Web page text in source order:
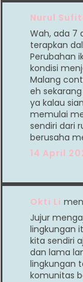
Nurul
Wah, ada 7
terapkan
Perubahan
kondisi
Malang
eh
ya kalau
memulai
sendiri dari
berusaha
14 April
Okti Li
Jujur
lingkungan
kita sendiri
dan lama
lingkungan
komunitas